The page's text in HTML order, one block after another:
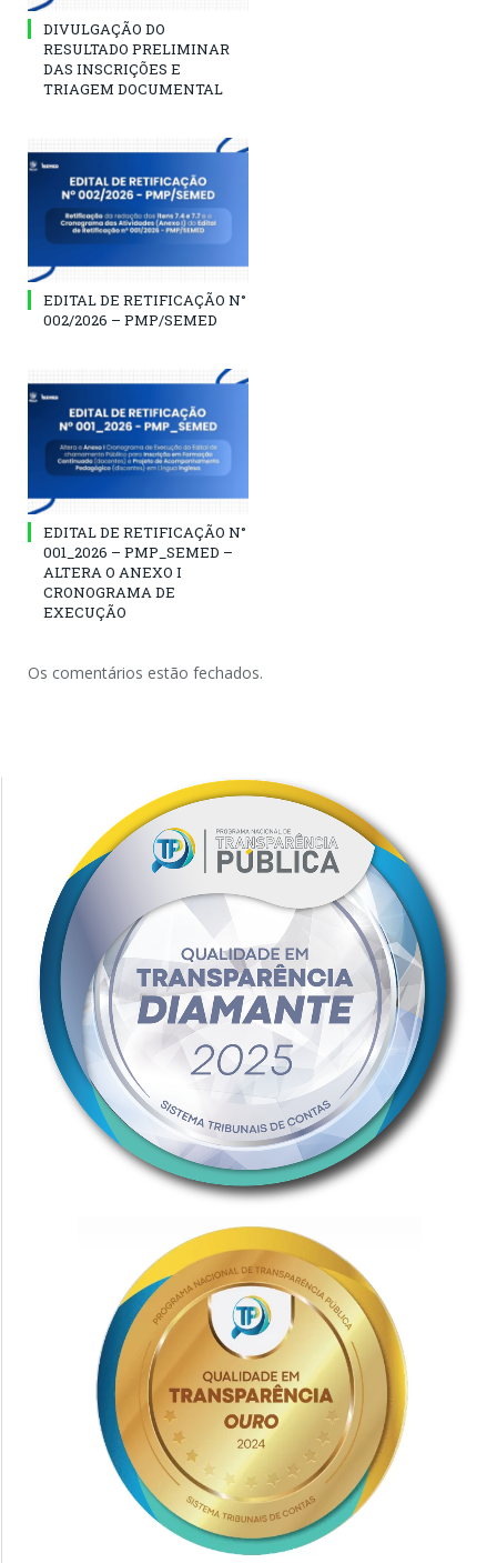
DIVULGAÇÃO DO
RESULTADO PRELIMINAR
DAS INSCRIÇÕES E
TRIAGEM DOCUMENTAL
EDITAL DE RETIFICAÇÃO N°
002/2026 – PMP/SEMED
EDITAL DE RETIFICAÇÃO N°
001_2026 – PMP_SEMED –
ALTERA O ANEXO I
CRONOGRAMA DE
EXECUÇÃO
Os comentários estão fechados.